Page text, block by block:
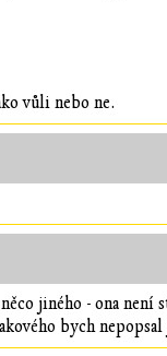
vůli nebo ne.
jiného - ona není
bych